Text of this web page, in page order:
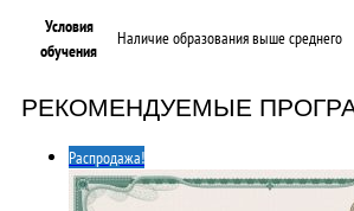
Условия
обучения
Наличие образования выше среднего
РЕКОМЕНДУЕМЫЕ
Распродажа!